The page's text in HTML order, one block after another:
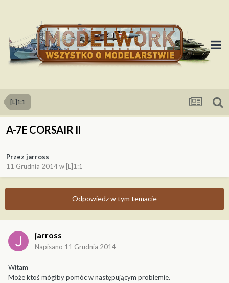
[L]1:1
A-7E CORSAIR II
Przez jarross
11 Grudnia 2014w [L]1:1
Odpowiedz w tym temacie
jarross
Napisano 11 Grudnia 2014
Witam
Może ktoś mógłby pomóc w następującym problemie.